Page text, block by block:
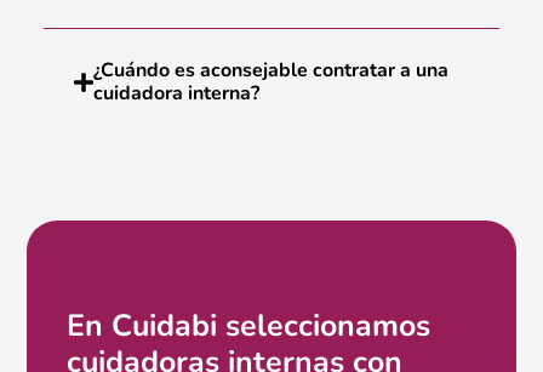
¿Cuándo es aconsejable contratar a una
cuidadora interna?
En Cuidabi seleccionamos
cuidadoras internas con